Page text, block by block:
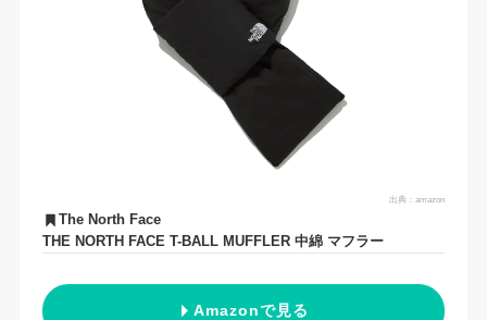
出典：amazon
The North Face
THE NORTH FACE T-BALL MUFFLER 中綿 マフラー
Amazonで見る